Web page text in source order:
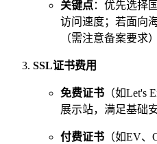
关键点：优先选择
访问速度；若面向
（需注意备案要求）
SSL证书费用
免费证书 （如Let's
展示站，满足基础
付费证书 （如EV